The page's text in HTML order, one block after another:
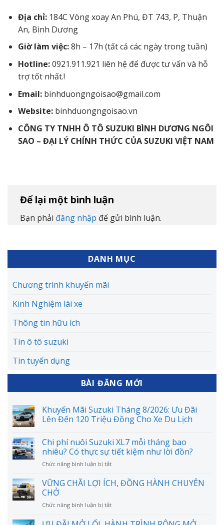
Địa chỉ: 184C Vòng xoay An Phú, ĐT 743, P, Thuận
An, Bình Dương
Giờ làm việc:8h – 17h (tất cả các ngày trong tuần)
Hotline:0921.911.921 liên hệ để được tư vấn và hỗ
trợ tốt nhất.!
Email: binhduongngoisao@gmail.com
Website: binhduongngoisao.vn
CÔNG TY TNHH Ô TÔ SUZUKI BÌNH DƯƠNG NGÔI
SAO – ĐẠI LÝ CHÍNH THỨC CỦA SUZUKI VIỆT NAM
Để lại một bình luận
Bạn phải đăng nhập để gửi bình luận.
DANH MỤC
Chương trình khuyến mãi
Kinh Nghiệm lái xe
Thông tin hữu ích
Tin ô tô suzuki
Tin tuyển dụng
BÀI ĐĂNG MỚI
Khuyến Mãi Suzuki Tháng 8/2026: Ưu Đãi
Lên Đến 120 Triệu Đồng Cho Xe Du Lịch
Chi phí nuôi Suzuki XL7 mỗi tháng bao
nhiêu? Có thực sự tiết kiệm như lời đồn?
Chức năng bình luận bị tắtở
phí
nuôi
XL7
tháng
VỮNG CHÃI LỢI ÍCH, ĐỒNG HÀNH CHUYÊN
CHỞ
Chức năng bình luận bị tắtở
CHÃI